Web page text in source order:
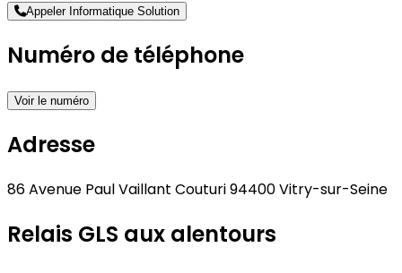
Appeler Informatique Solution
Numéro de téléphone
Voir le numéro
Adresse
86 Avenue Paul Vaillant Couturi 94400 Vitry-sur-Seine
Relais GLS aux alentours